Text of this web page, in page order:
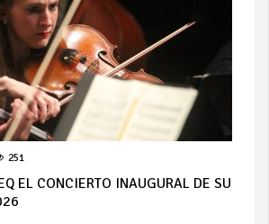
251
EL CONCIERTO INAUGURAL DE SU